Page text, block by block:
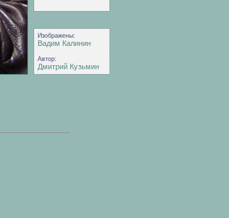
Изображены:
Вадим Калинин
Автор:
Дмитрий Кузьмин